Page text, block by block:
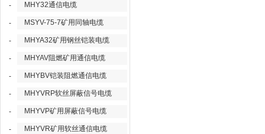
- MHY32通信电缆
- MSYV-75-7矿用同轴电缆
- MHYA32矿用钢丝铠装电缆
- MHYAV阻燃矿用通信电缆
- MHYBV铠装阻燃通信电缆
- MHYVRP软丝屏蔽信号电缆
- MHYVP矿用屏蔽信号电缆
- MHYVR矿用软丝通信电缆